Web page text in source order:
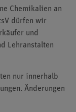
Chemikalien an
dürfen wir
und
Lehranstalten
nur innerhalb
Änderungen